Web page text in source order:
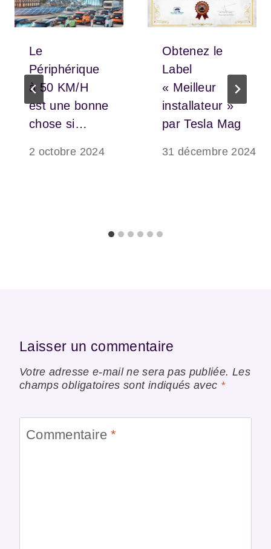
Le
Périphérique
à 50 KM/H
est une bonne
chose si…
2 octobre 2024
Obtenez le
Label
« Meilleur
installateur »
par Tesla Mag
31 décembre 2024
Laisser un commentaire
Votre adresse e-mail ne sera pas publiée. Les
champs obligatoires sont indiqués avec *
Commentaire*